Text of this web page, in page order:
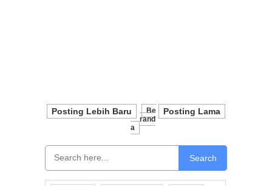
Posting Lebih Baru Posting Lama
Be
Rand
A
Search